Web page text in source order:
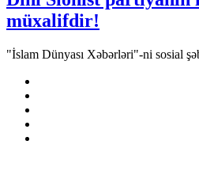
müxalifdir!
"İslam Dünyası Xəbərləri"-ni sosial